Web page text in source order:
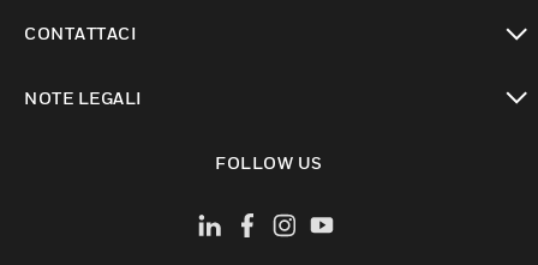
CONTATTACI
NOTE LEGALI
FOLLOW US